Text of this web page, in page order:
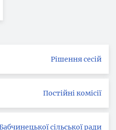
Рішення сесій
Постійні комісії
сільської ради